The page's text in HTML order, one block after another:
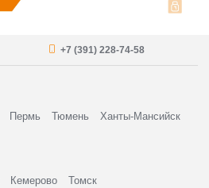
+7 (391) 228-74-58
Пермь Тюмень Ханты-Мансийск
Кемерово Томск